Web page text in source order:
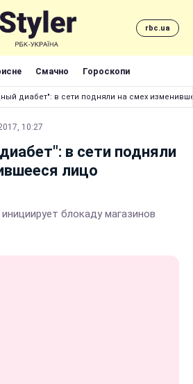
rbc.ua
Смачно Гороскопи
диабет": в сети подняли на смех
10:27
в сети подняли
лицо
блокаду магазинов